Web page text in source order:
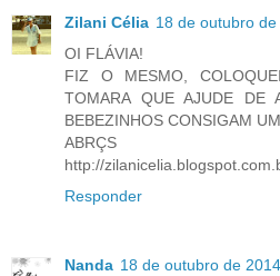
Zilani Célia 18 de outubro
OI FLÁVIA!
FIZ O MESMO,
TOMARA QUE AJUDE DE
BEBEZINHOS CONSIGAM
ABRÇS
http://
Responder
Nanda 18 de outubro de